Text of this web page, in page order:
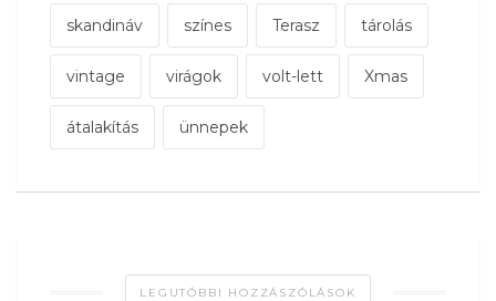
skandináv színes Terasz tárolás
vintage virágok volt-lett Xmas
átalakítás ünnepek
LEGUTÓBBI HOZZÁSZÓLÁSOK